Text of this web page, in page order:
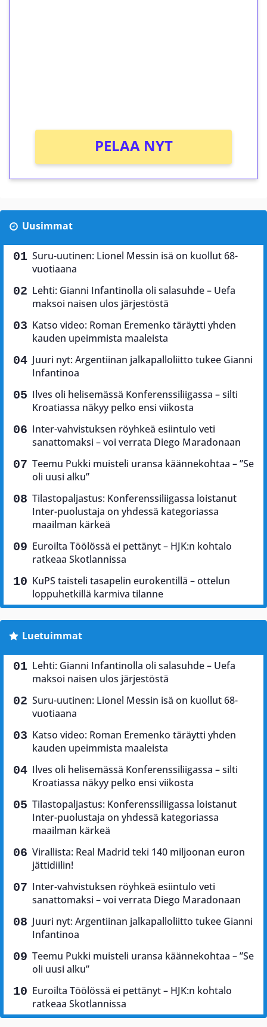
PELAA NYT
Uusimmat
Suru-uutinen: Lionel Messin isä on kuollut 68-
vuotiaana
Lehti: Gianni Infantinolla oli salasuhde – Uefa
maksoi naisen ulos järjestöstä
Katso video: Roman Eremenko täräytti yhden
kauden upeimmista maaleista
Juuri nyt: Argentiinan jalkapalloliitto tukee Gianni
Infantinoa
Ilves oli helisemässä Konferenssiliigassa – silti
Kroatiassa näkyy pelko ensi viikosta
Inter-vahvistuksen röyhkeä esiintulo veti
sanattomaksi – voi verrata Diego Maradonaan
Teemu Pukki muisteli uransa käännekohtaa – ”Se
oli uusi alku”
Tilastopaljastus: Konferenssiliigassa loistanut
Inter-puolustaja on yhdessä kategoriassa
maailman kärkeä
Euroilta Töölössä ei pettänyt – HJK:n kohtalo
ratkeaa Skotlannissa
KuPS taisteli tasapelin eurokentillä – ottelun
loppuhetkillä karmiva tilanne
Luetuimmat
Lehti: Gianni Infantinolla oli salasuhde – Uefa
maksoi naisen ulos järjestöstä
Suru-uutinen: Lionel Messin isä on kuollut 68-
vuotiaana
Katso video: Roman Eremenko täräytti yhden
kauden upeimmista maaleista
Ilves oli helisemässä Konferenssiliigassa – silti
Kroatiassa näkyy pelko ensi viikosta
Tilastopaljastus: Konferenssiliigassa loistanut
Inter-puolustaja on yhdessä kategoriassa
maailman kärkeä
Virallista: Real Madrid teki 140 miljoonan euron
jättidiilin!
Inter-vahvistuksen röyhkeä esiintulo veti
sanattomaksi – voi verrata Diego Maradonaan
Juuri nyt: Argentiinan jalkapalloliitto tukee Gianni
Infantinoa
Teemu Pukki muisteli uransa käännekohtaa – ”Se
oli uusi alku”
Euroilta Töölössä ei pettänyt – HJK:n kohtalo
ratkeaa Skotlannissa